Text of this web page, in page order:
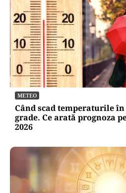
METEO
Când scad temperaturile în
grade. Ce arată prognoza
2026